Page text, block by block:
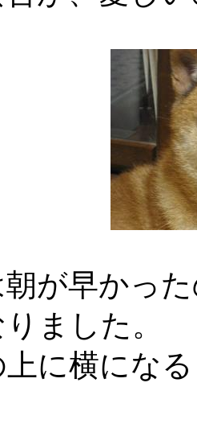
が早かっ
ました。
に横にな